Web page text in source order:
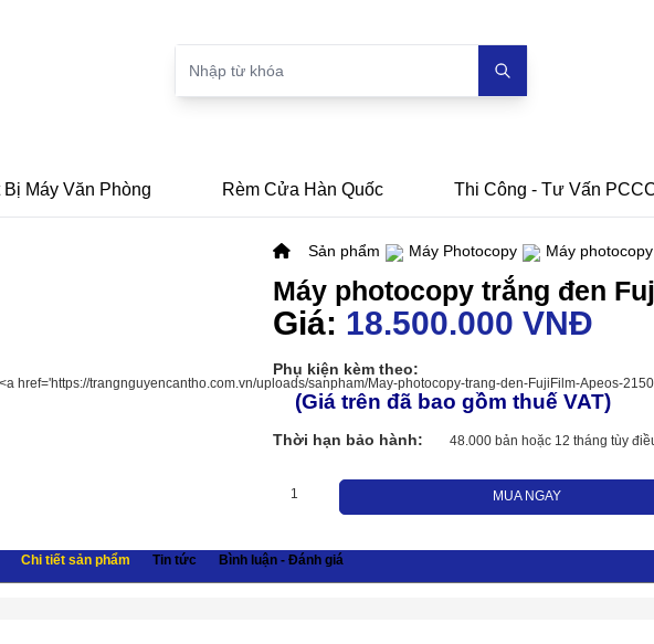
Bị Máy Văn Phòng Rèm Cửa Hàn Quốc Thi Công - Tư Vấn
Sản phẩm Máy Photocopy Máy
Máy photocopy trắng đen
Giá: 18.500.000 VNĐ
Phụ kiện kèm theo:
(Giá trên đã bao gồm thuế VAT)
Thời hạn bảo hành: 48.000 bản hoặc 12 tháng tùy
MUA NGAY
Chi tiết sản phẩm Tin tức Bình luận - Đánh giá